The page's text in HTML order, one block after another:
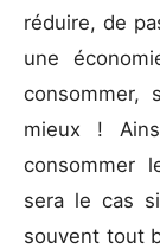
réduire, de
une
consommer,
mieux !
consommer
sera le cas
souvent tout